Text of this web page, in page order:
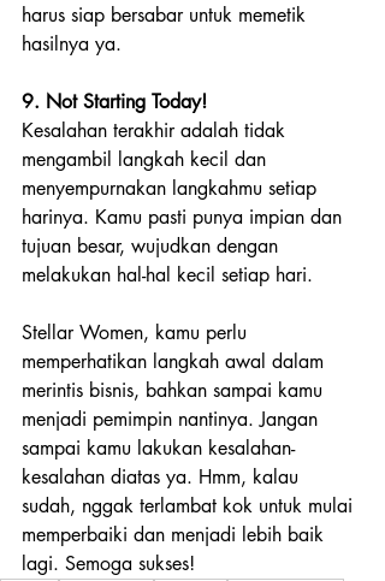
harus siap bersabar untuk memetik
hasilnya ya.
9. Not Starting Today!
Kesalahan terakhir adalah tidak
mengambil langkah kecil dan
menyempurnakan langkahmu setiap
harinya. Kamu pasti punya impian dan
tujuan besar, wujudkan dengan
melakukan hal-hal kecil setiap hari.
Stellar Women, kamu perlu
memperhatikan langkah awal dalam
merintis bisnis, bahkan sampai kamu
menjadi pemimpin nantinya. Jangan
sampai kamu lakukan kesalahan-
kesalahan diatas ya. Hmm, kalau
sudah, nggak terlambat kok untuk mulai
memperbaiki dan menjadi lebih baik
lagi. Semoga sukses!